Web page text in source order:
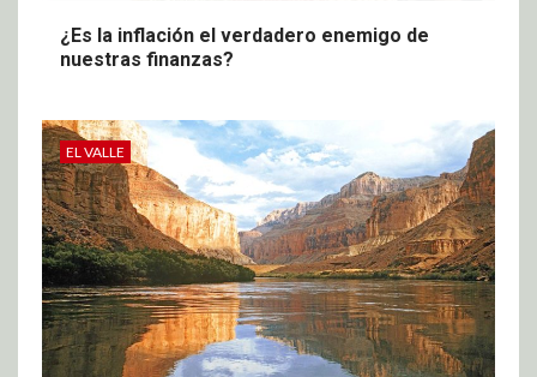
¿Es la inflación el verdadero enemigo de
nuestras finanzas?
EL VALLE